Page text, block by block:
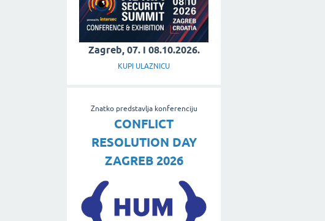
Zagreb, 07. i 08.10.2026.
KUPI ULAZNICU
Znatko predstavlja konferenciju
CONFLICT
RESOLUTION DAY
ZAGREB 2026